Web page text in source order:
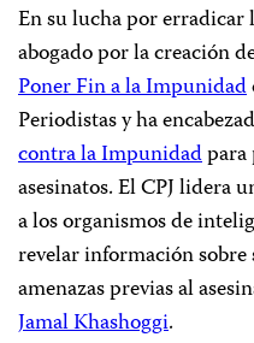
En su lucha por erradicar
abogado por la creación
Poner Fin a la Impunidad
Periodistas y ha
contra la Impunidad
asesinatos. El CPJ lidera
a los organismos de
revelar información
amenazas previas al
Jamal Khashoggi.